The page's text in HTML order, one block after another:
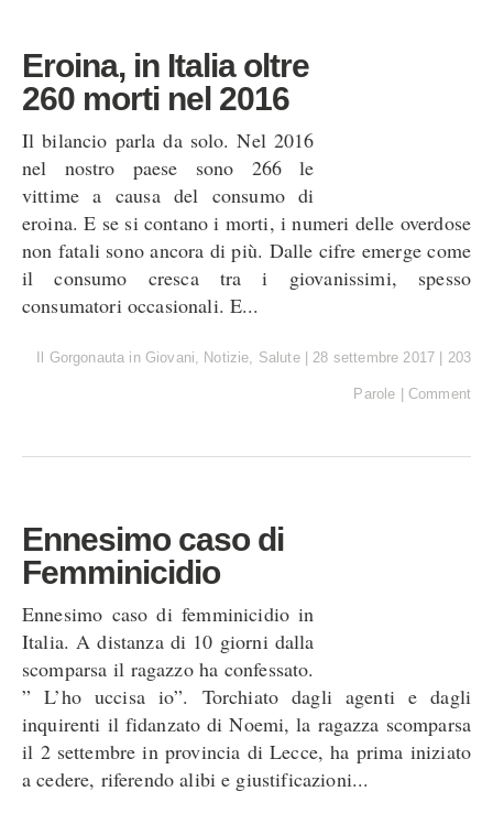
Eroina, in Italia oltre
260 morti nel 2016
Il bilancio parla da solo. Nel 2016
nel nostro paese sono 266 le
vittime a causa del consumo di
eroina. E se si contano i morti, i numeri delle overdose
non fatali sono ancora di più. Dalle cifre emerge come
il consumo cresca tra i giovanissimi, spesso
consumatori occasionali. E...
Il Gorgonauta in Giovani, Notizie, Salute 28 settembre 2017 203
Parole Comment
Ennesimo caso di
Femminicidio
Ennesimo caso di femminicidio in
Italia. A distanza di 10 giorni dalla
scomparsa il ragazzo ha confessato.
” L’ho uccisa io”. Torchiato dagli agenti e dagli
inquirenti il fidanzato di Noemi, la ragazza scomparsa
il 2 settembre in provincia di Lecce, ha prima iniziato
a cedere, riferendo alibi e giustificazioni...